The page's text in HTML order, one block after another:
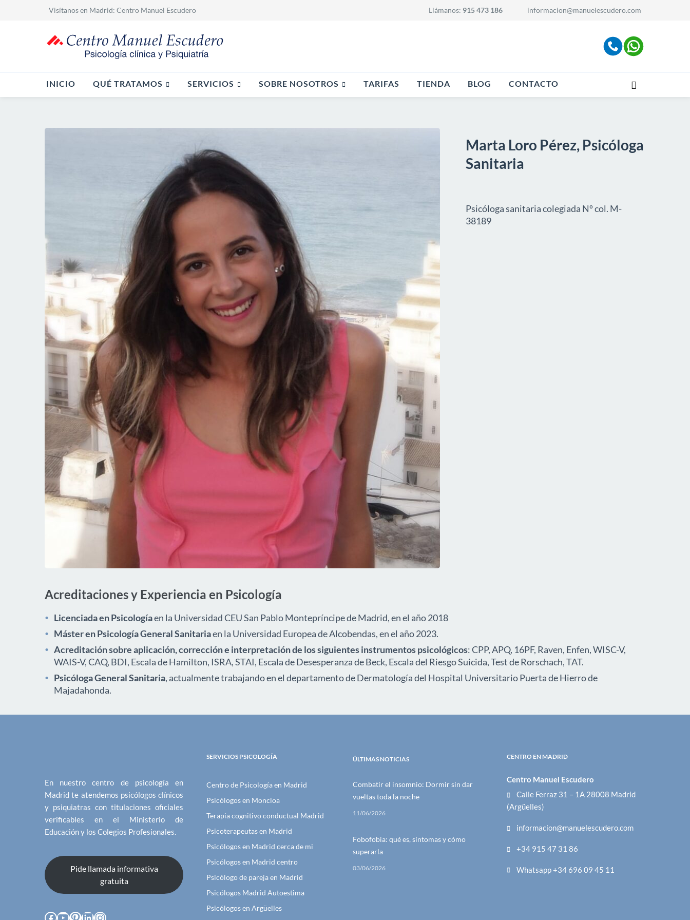
Visítanos en Madrid: Centro Manuel Escudero Llámanos: 915 473 186 informacion@manuelescudero.com
INICIO QUÉ TRATAMOS SERVICIOS SOBRE NOSOTROS TARIFAS TIENDA BLOG CONTACTO
Marta Loro Pérez, Psicóloga
Sanitaria
Psicóloga sanitaria colegiada Nº col. M-
38189
Acreditaciones y Experiencia en Psicología
Licenciada en Psicologíaen la Universidad CEU San Pablo Montepríncipe de Madrid, en el año 2018
Máster en Psicología General Sanitariaen la Universidad Europea de Alcobendas, en el año 2023.
Acreditación sobre aplicación, corrección e interpretación de los siguientes instrumentos psicológicos: CPP, APQ, 16PF, Raven, Enfen, WISC-V,
WAIS-V, CAQ, BDI, Escala de Hamilton, ISRA, STAI, Escala de Desesperanza de Beck, Escala del Riesgo Suicida, Test de Rorschach, TAT.
Psicóloga General Sanitaria, actualmente trabajando en el departamento de Dermatología del Hospital Universitario Puerta de Hierro de
Majadahonda.
En nuestro centro de psicología en
Madrid te atendemos psicólogos clínicos
y psiquiatras con titulaciones oficiales
verificables en el Ministerio de
Educación y los Colegios Profesionales.
Pide llamada informativa
gratuita
Facebook
YouTube
Pinterest
LinkedIn
Instagram
SERVICIOS PSICOLOGÍA
Centro de Psicología en Madrid
Psicólogos en Moncloa
Terapia cognitivo conductual Madrid
Psicoterapeutas en Madrid
Psicólogos en Madrid cerca de mi
Psicólogos en Madrid centro
Psicólogo de pareja en Madrid
Psicólogos Madrid Autoestima
Psicólogos en Argüelles
ÚLTIMAS NOTICIAS
Combatir el insomnio: Dormir sin dar
vueltas toda la noche
11/06/2026
Fobofobia: qué es, síntomas y cómo
superarla
03/06/2026
CENTRO EN MADRID
Centro Manuel Escudero
Calle Ferraz 31 – 1A 28008 Madrid
(Argüelles)
informacion@manuelescudero.com
+34 915 47 31 86
Whatsapp +34 696 09 45 11